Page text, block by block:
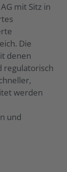
mit Sitz in
Die
denen
regulatorisch
werden
und